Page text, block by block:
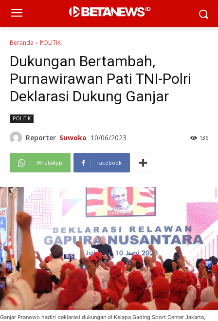
Beranda POLITIK
Dukungan Bertambah,
Purnawirawan Pati TNI-Polri
Deklarasi Dukung Ganjar
POLITIK
Reporter Suwoko 10/06/2023 136
WhatsApp Facebook
Ganjar Pranowo hadiri deklarasi dukungan di Kelapa Gading Sport Center Jakarta,